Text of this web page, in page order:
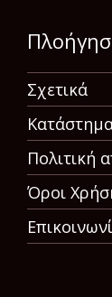
Σχετικά
Πολιτική
Όροι